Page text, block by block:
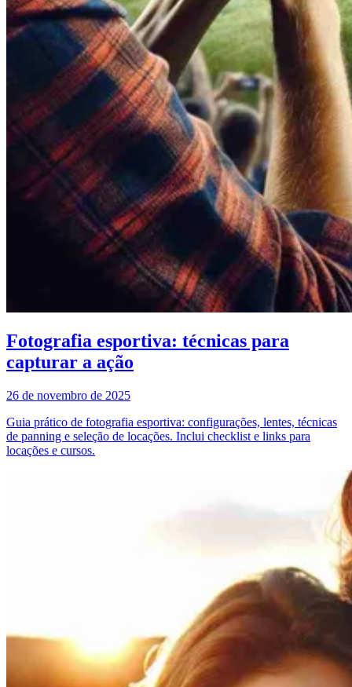
Fotografia esportiva: técnicas para
capturar a ação
26 de novembro de 2025
Guia prático de fotografia esportiva: configurações, lentes, técnicas
de panning e seleção de locações. Inclui checklist e links para
locações e cursos.